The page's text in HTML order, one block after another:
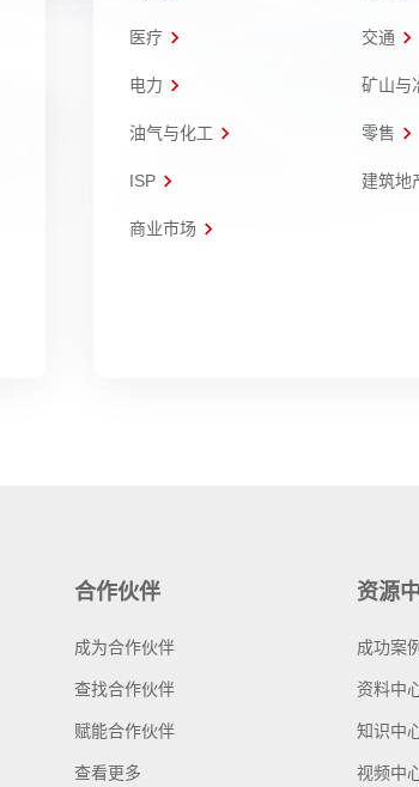
医疗 交通
电力 矿山与
油气与化工 零售
ISP 建筑地
商业市场
合作伙伴
成为合作伙伴
查找合作伙伴
赋能合作伙伴
查看更多
资源
成功案例
资料中
知识中
视频中